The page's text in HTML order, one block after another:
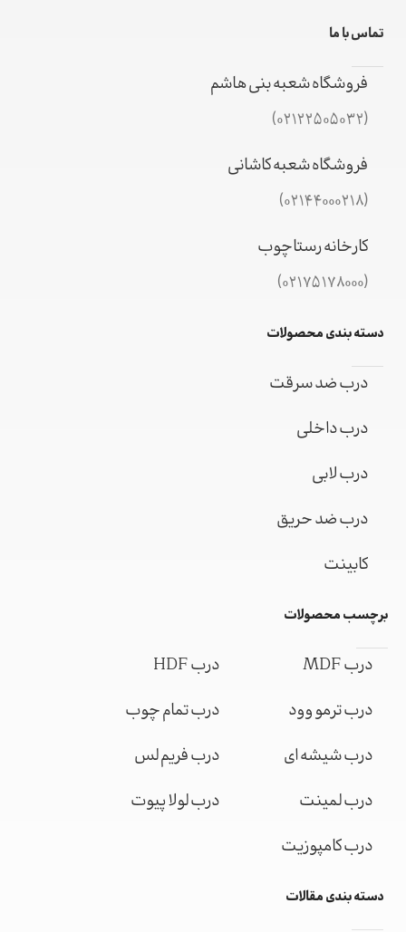
تماس با ما
فروشگاه شعبه بنی هاشم
(02122505032)
فروشگاه شعبه کاشانی
(02144000218)
کارخانه رستاچوب
(02175178000)
دسته بندی محصولات
درب ضد سرقت
درب داخلی
درب لابی
درب ضد حریق
کابینت
برچسب محصولات
درب MDF
درب HDF
درب ترمو وود
درب تمام چوب
درب شیشه ای
درب فریم لس
درب لمینت
درب لولا پیوت
درب کامپوزیت
دسته بندی مقالات